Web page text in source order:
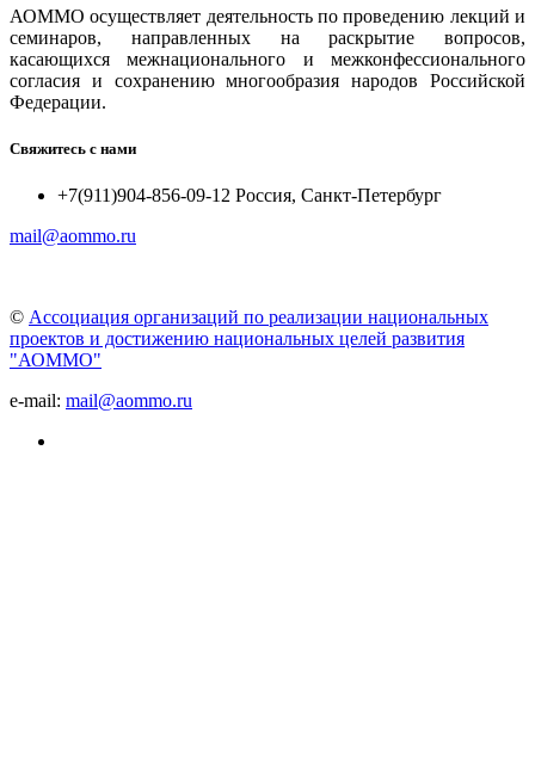
АОММО осуществляет деятельность по проведению лекций и
семинаров, направленных на раскрытие вопросов,
касающихся межнационального и межконфессионального
согласия и сохранению многообразия народов Российской
Федерации.
Свяжитесь с нами
+7(911)904-856-09-12 Россия, Санкт-Петербург
mail@aommo.ru
© Ассоциация организаций по реализации национальных
проектов и достижению национальных целей развития
"АОММО"
e-mail: mail@aommo.ru